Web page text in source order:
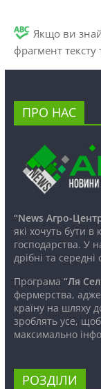
Якщо ви
фрагмент тексту
ПРО НАС
“News Агро-
які хочуть бути в
господарства. У
дрібні та
Програма “Ля
фермерства, адже
країну на шляху
зроблять усе,
максимально
РОЗДІЛИ